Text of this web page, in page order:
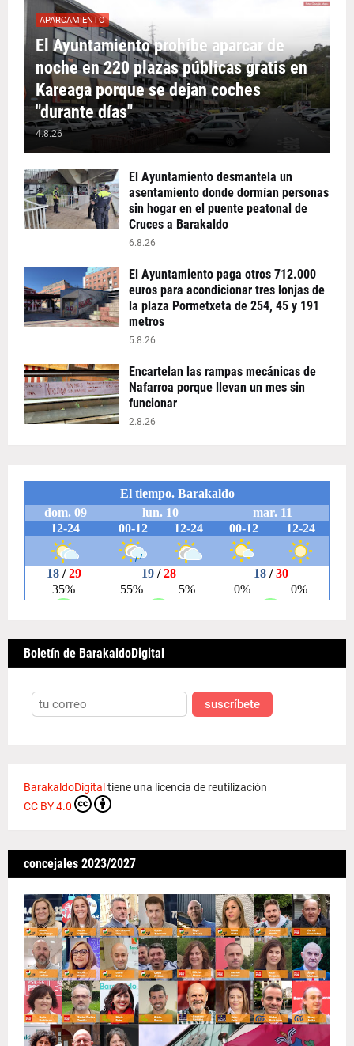
APARCAMIENTO
El Ayuntamiento prohíbe aparcar de
noche en 220 plazas públicas gratis en
Kareaga porque se dejan coches
"durante días"
4.8.26
El Ayuntamiento desmantela un
asentamiento donde dormían personas
sin hogar en el puente peatonal de
Cruces a Barakaldo
6.8.26
El Ayuntamiento paga otros 712.000
euros para acondicionar tres lonjas de
la plaza Pormetxeta de 254, 45 y 191
metros
5.8.26
Encartelan las rampas mecánicas de
Nafarroa porque llevan un mes sin
funcionar
2.8.26
Boletín de BarakaldoDigital
suscríbete
BarakaldoDigital tiene una licencia de reutilización
CC BY 4.0
concejales 2023/2027